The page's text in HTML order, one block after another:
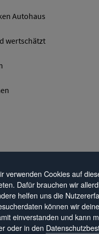
Autohaus
wertschätzt
verwenden Cookies auf
Dafür brauchen wir
helfen uns die
können wir
einverstanden und kann
oder in den